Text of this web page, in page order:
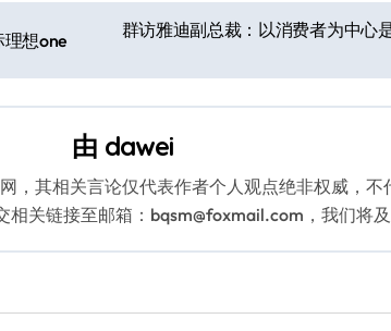
理想one
群访雅迪副总裁：以消费者为中心
由 dawei
，其相关言论仅代表作者个人观点绝非权威，
关链接至邮箱：bqsm@foxmail.com，我们将及